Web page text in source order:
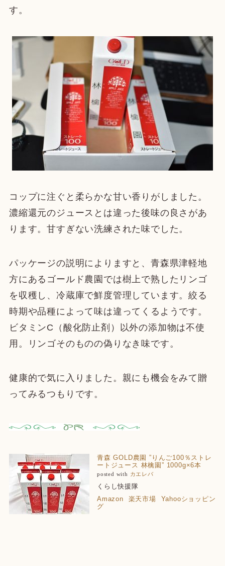
す。
コップに注ぐと柔らかな甘い香りがしました。
濃縮還元のジュースとは違った後味の良さがあ
ります。甘すぎない洗練された味でした。
パッケージの説明によりますと、青森県津軽地
方にあるゴールド農園では樹上で熟したリンゴ
を収穫し、冷蔵庫で鮮度管理しています。絞る
時期や品種によって味は違ってくるようです。
ビタミンC（酸化防止剤）以外の添加物は不使
用。リンゴそのものの偽りなき味です。
健康的で気に入りました。親にも機会をみて贈
ってみるつもりです。
青森 GOLD農園 ”りんご100％ストレ
ートジュース 林檎園” 1000g×6本
posted with カエレバ
くらし快援隊
Amazon
楽天市場
Yahooショッピン
グ